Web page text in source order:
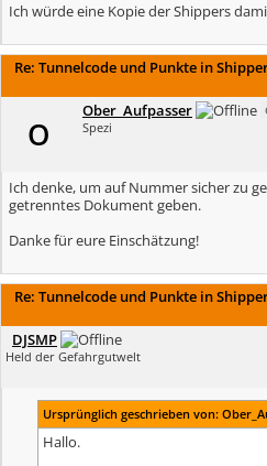
Ich würde eine Kopie der Shippers
Re: Tunnelcode und Punkte in
O
Ober_Aufpasser
Spezi
Ich denke, um auf Nummer sicher zu
getrenntes Dokument geben.
Danke für eure Einschätzung!
Re: Tunnelcode und Punkte in
DJSMP
Held der Gefahrgutwelt
Ursprünglich geschrieben von:
Hallo.